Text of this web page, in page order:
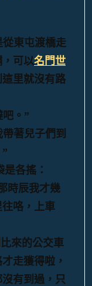
東屯渡橋走
可以名門世
里就沒有路
。”
著兒子們到
各搖：
時辰我才幾
咯，上車
來的公交車
走獲得啦，
有到過，只